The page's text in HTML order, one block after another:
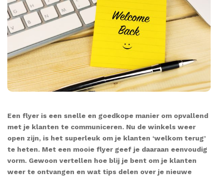
Een flyer is een snelle en goedkope manier om opvallend
met je klanten te communiceren. Nu de winkels weer
open zijn, is het superleuk om je klanten ‘welkom terug’
te heten. Met een mooie flyer geef je daaraan eenvoudig
vorm. Gewoon vertellen hoe blij je bent om je klanten
weer te ontvangen en wat tips delen over je nieuwe